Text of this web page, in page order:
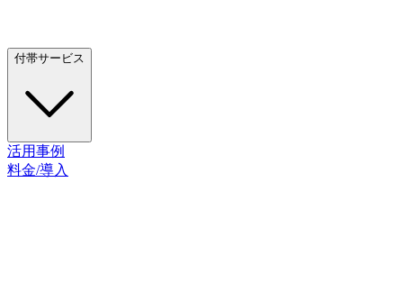
付帯サービス
活用事例
料金/導入